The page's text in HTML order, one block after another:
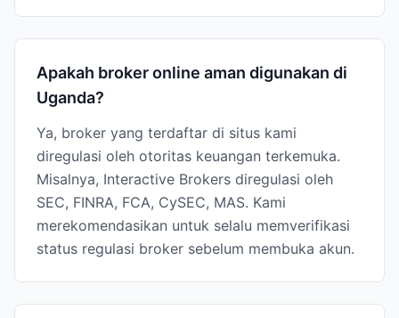
Apakah broker online aman digunakan di
Uganda?
Ya, broker yang terdaftar di situs kami
diregulasi oleh otoritas keuangan terkemuka.
Misalnya, Interactive Brokers diregulasi oleh
SEC, FINRA, FCA, CySEC, MAS. Kami
merekomendasikan untuk selalu memverifikasi
status regulasi broker sebelum membuka akun.